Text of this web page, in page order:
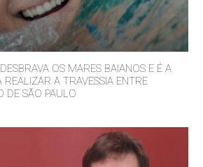
OS MARES BAIANOS E É A
A TRAVESSIA ENTRE
DE SÃO PAULO